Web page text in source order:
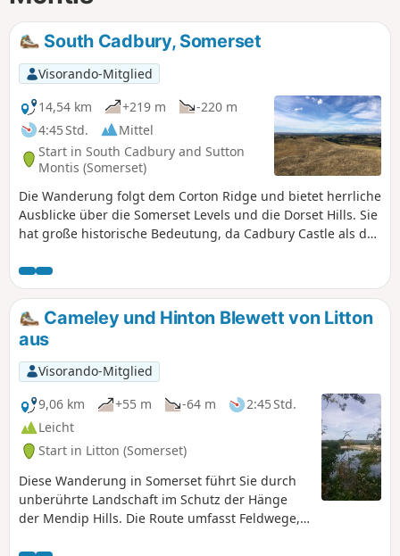
South Cadbury, Somerset
Visorando-Mitglied
14,54 km
+219 m
-220 m
4:45 Std.
Mittel
Start in South Cadbury and Sutton
Montis (Somerset)
Die Wanderung folgt dem Corton Ridge und bietet herrliche
Ausblicke über die Somerset Levels und die Dorset Hills. Sie
hat große historische Bedeutung, da Cadbury Castle als das
auch das alte mittelalterliche Dorf Whitcombe. Die Strecke
ist hügelig und kann bei nassem Wetter sumpfig sein. Als
Anreiz gibt es zwei tolle Pubs, in denen Sie einkehren
können!Cameley und Hinton Blewett von Litton
aus
Visorando-Mitglied
9,06 km
+55 m -64 m
2:45 Std.
Leicht
Start in Litton (Somerset)
Diese Wanderung in Somerset führt Sie durch
unberührte Landschaft im Schutz der Hänge
der Mendip Hills. Die Route umfasst Feldwege,